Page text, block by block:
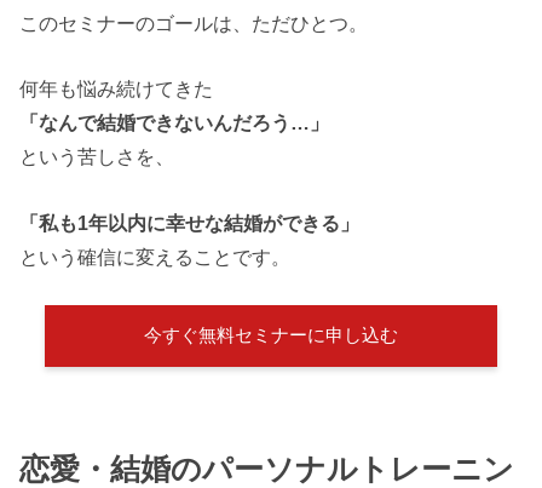
このセミナーのゴールは、ただひとつ。
何年も悩み続けてきた
「なんで結婚できないんだろう…」
という苦しさを、
「私も1年以内に幸せな結婚ができる」
という確信に変えることです。
今すぐ無料セミナーに申し込む
恋愛・結婚のパーソナルトレーニン